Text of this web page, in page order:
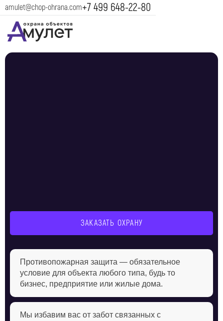
amulet@chop-ohrana.com+7 499 648-22-80
ЗАКАЗАТЬ ОХРАНУ
Противопожарная защита — обязательное
условие для объекта любого типа, будь то
бизнес, предприятие или жилые дома.
Мы избавим вас от забот связанных с